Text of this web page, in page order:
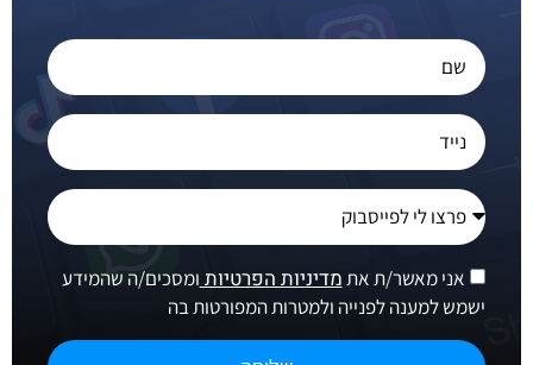
אני מאשר/ת אתמדיניות הפרטיותומסכים/ה שהמידע
ישמש למענה לפנייה ולמטרות המפורטות בה